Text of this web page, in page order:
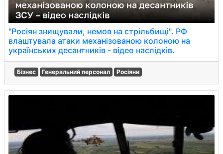
"Росіян знищували, немов на стрільбищі". РФ
влаштувала атаки механізованою колоною на
українських десантників - відео наслідків.
Бізнес Генеральний персонал Росіяни